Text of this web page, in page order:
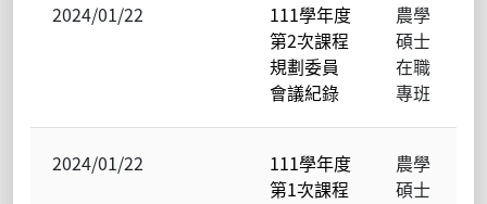
2024/01/22
111學年度
第2次課程
規劃委員
會議紀錄
農學
碩士
在職
專班
2024/01/22
111學年度
第1次課程
農學
碩士